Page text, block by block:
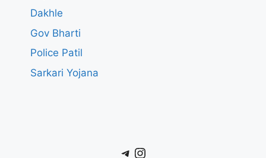
Dakhle
Gov Bharti
Police Patil
Sarkari Yojana
Telegram
Instagram